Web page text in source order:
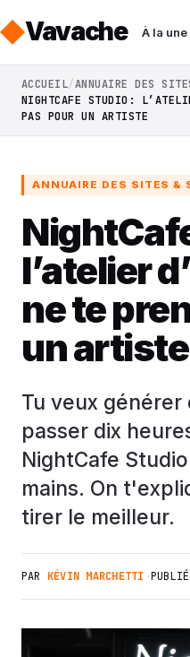
Vavache À la une
ACCUEIL ANNUAIRE DES
NIGHTCAFE STUDIO:
PAS POUR UN ARTISTE
ANNUAIRE DES SITES &
l’atelier
ne te
un artiste
Tu veux générer
passer dix
NightCafe
mains. On
tirer le meilleur.
PAR KÉVIN MARCHETTI ·PUBLIÉ